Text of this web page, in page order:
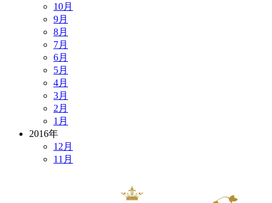
10月
9月
8月
7月
6月
5月
4月
3月
2月
1月
2016年
12月
11月